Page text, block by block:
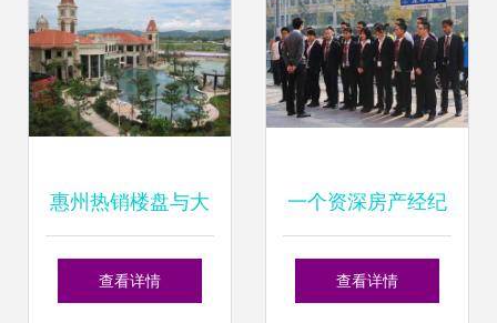
杆
惠州热销楼盘与大
亚湾置业的投资优
查看详情
一个资深房产经纪
人的由衷之言!句句
查看详情